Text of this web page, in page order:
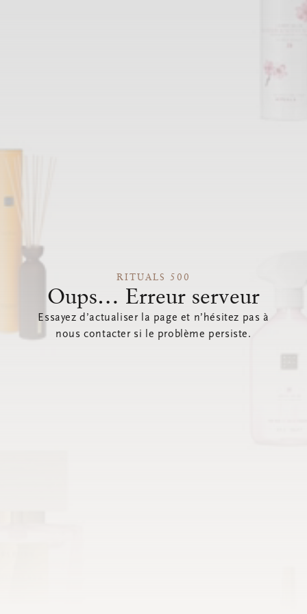
RITUALS 500
Oups… Erreur serveur
Essayez d’actualiser la page et n’hésitez pas à
nous contacter si le problème persiste.